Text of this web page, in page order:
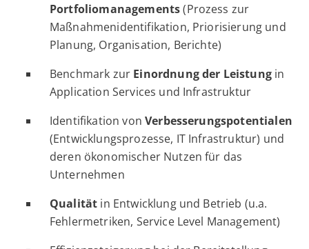
Portfoliomanagements(Prozess zur
Maßnahmenidentifikation, Priorisierung und
Planung, Organisation, Berichte)
Benchmark zur Einordnung der Leistungin
Application Services und Infrastruktur
Identifikation vonVerbesserungspotentialen
(Entwicklungsprozesse, IT Infrastruktur) und
deren ökonomischer Nutzen für das
Unternehmen
Qualität in Entwicklung und Betrieb (u.a.
Fehlermetriken, Service Level Management)